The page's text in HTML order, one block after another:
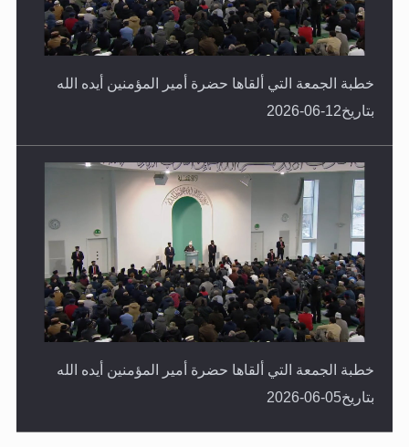
خطبة الجمعة التي ألقاها حضرة أمير المؤمنين أيده الله
بتاريخ12-06-2026
خطبة الجمعة التي ألقاها حضرة أمير المؤمنين أيده الله
بتاريخ05-06-2026